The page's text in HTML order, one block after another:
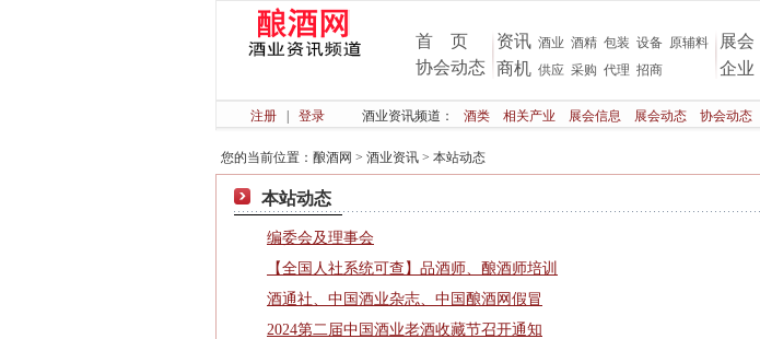
首 页
协会动态
资讯 酒业 酒精 包装 设备 原辅料
商机 供应 采购 代理 招商
展会
企业
注册 登录 酒业资讯频道： 酒类 相关产业 展会信息 展会动态 协会动态
您的当前位置： 酿酒网 > 酒业资讯 > 本站动态
本站动态
编委会及理事会
【全国人社系统可查】品酒师、酿酒师培训
酒通社、中国酒业杂志、中国酿酒网假冒
2024第二届中国酒业老酒收藏节召开通知